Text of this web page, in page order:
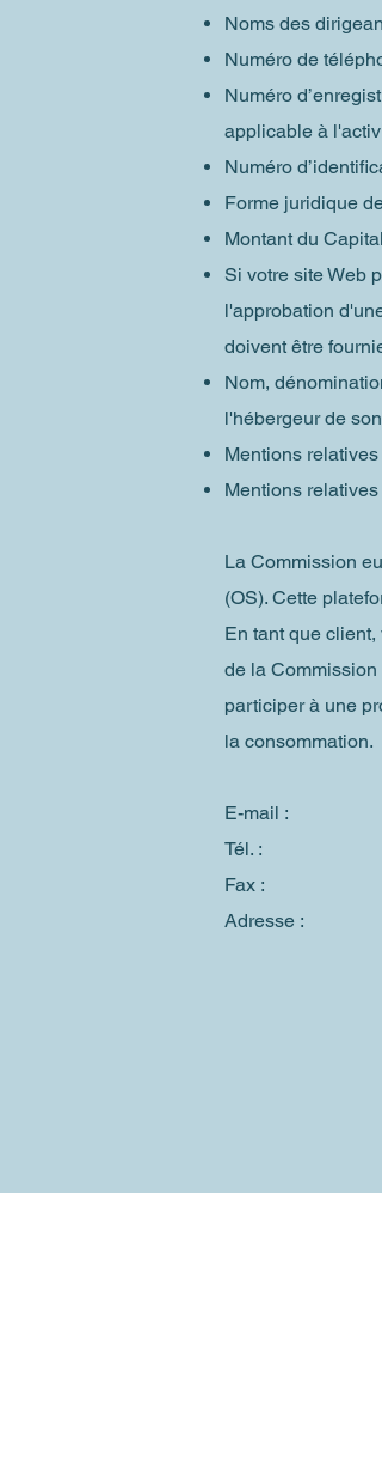
Noms des
Numéro de
Numéro
applicable à
Numéro
Forme juridique
Montant du
Si votre site Web
l'approbation
doivent être
Nom,
l'hébergeur de son
Mentions
Mentions
La Commission
(OS). Cette
En tant que
de la
participer à une
la consommation.
E-mail :
Tél. :
Fax :
Adresse :